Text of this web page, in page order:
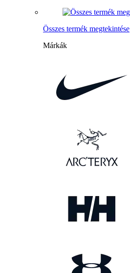
Összes termék megtekintése
Márkák